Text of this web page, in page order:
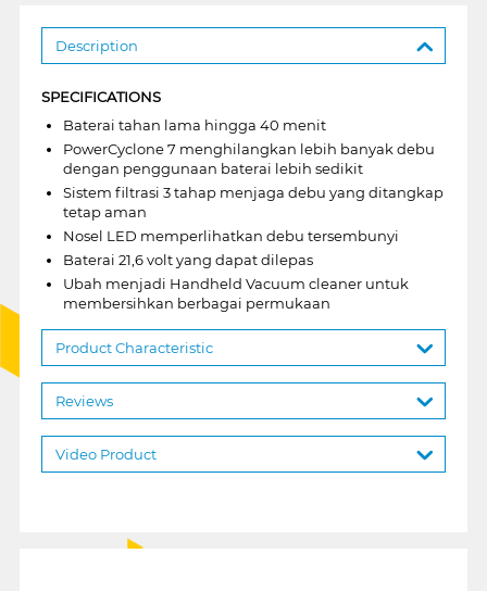
Description
SPECIFICATIONS
Baterai tahan lama hingga 40 menit
PowerCyclone 7 menghilangkan lebih banyak debu
dengan penggunaan baterai lebih sedikit
Sistem filtrasi 3 tahap menjaga debu yang ditangkap
tetap aman
Nosel LED memperlihatkan debu tersembunyi
Baterai 21,6 volt yang dapat dilepas
Ubah menjadi Handheld Vacuum cleaner untuk
membersihkan berbagai permukaan
Product Characteristic
Reviews
Video Product